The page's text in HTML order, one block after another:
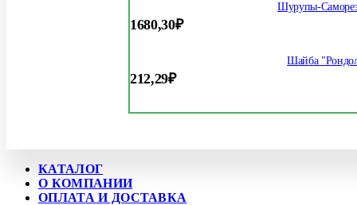
Шурупы-
1680,30₽
Шайба
212,29₽
КАТАЛОГ
О КОМПАНИИ
ОПЛАТА И ДОСТАВКА